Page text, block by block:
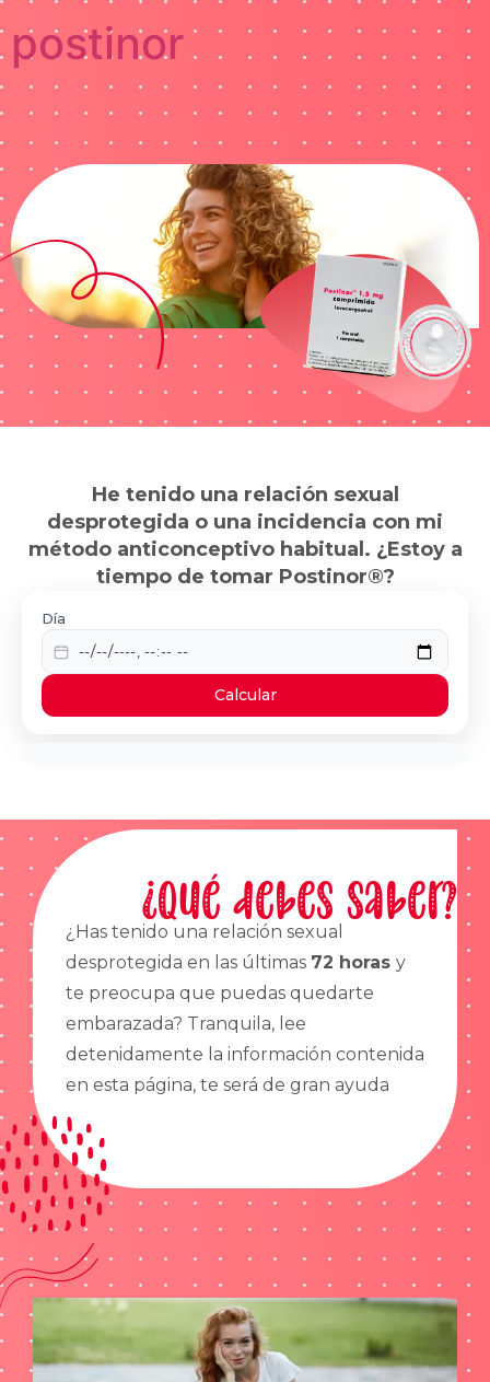
postinor
He tenido una relación sexual
desprotegida o una incidencia con mi
método anticonceptivo habitual. ¿Estoy a
tiempo de tomar Postinor®?
Día
Calcular
¿Qué debes saber?
¿Has tenido una relación sexual
desprotegida en las últimas 72 horas y
te preocupa que puedas quedarte
embarazada? Tranquila, lee
detenidamente la información contenida
en esta página, te será de gran ayuda